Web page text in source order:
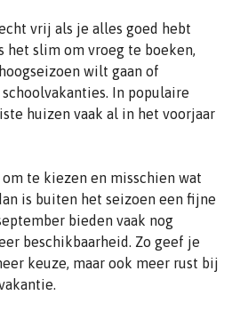
vrij als je alles goed hebt
het slim om vroeg te boeken,
wilt gaan of
In populaire
huizen vaak al in het voorjaar
te kiezen en misschien wat
is buiten het seizoen een fijne
bieden vaak nog
beschikbaarheid. Zo geef je
keuze, maar ook meer rust bij